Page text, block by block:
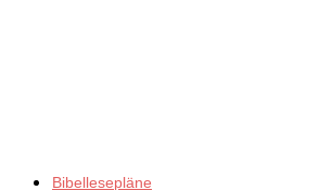
Bibellesepläne